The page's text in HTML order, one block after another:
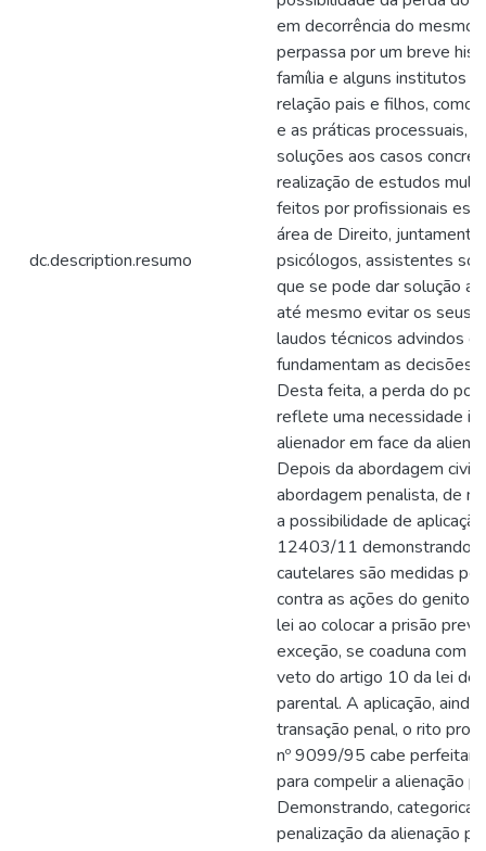
dc.description.resumo
em decorrência do mesmo,
perpassa por um breve
família e alguns institutos
relação pais e filhos, como
e as práticas processuais,
soluções aos casos
realização de estudos
feitos por profissionais
área de Direito,
psicólogos, assistentes
que se pode dar solução
até mesmo evitar os seus
laudos técnicos advindos
fundamentam as decisões
Desta feita, a perda do
reflete uma necessidade
alienador em face da
Depois da abordagem
abordagem penalista, de
a possibilidade de
12403/11 demonstrando
cautelares são medidas
contra as ações do genitor
lei ao colocar a prisão
exceção, se coaduna com
veto do artigo 10 da lei de
parental. A aplicação,
transação penal, o rito
nº 9099/95 cabe
para compelir a alienação
Demonstrando,
penalização da alienação